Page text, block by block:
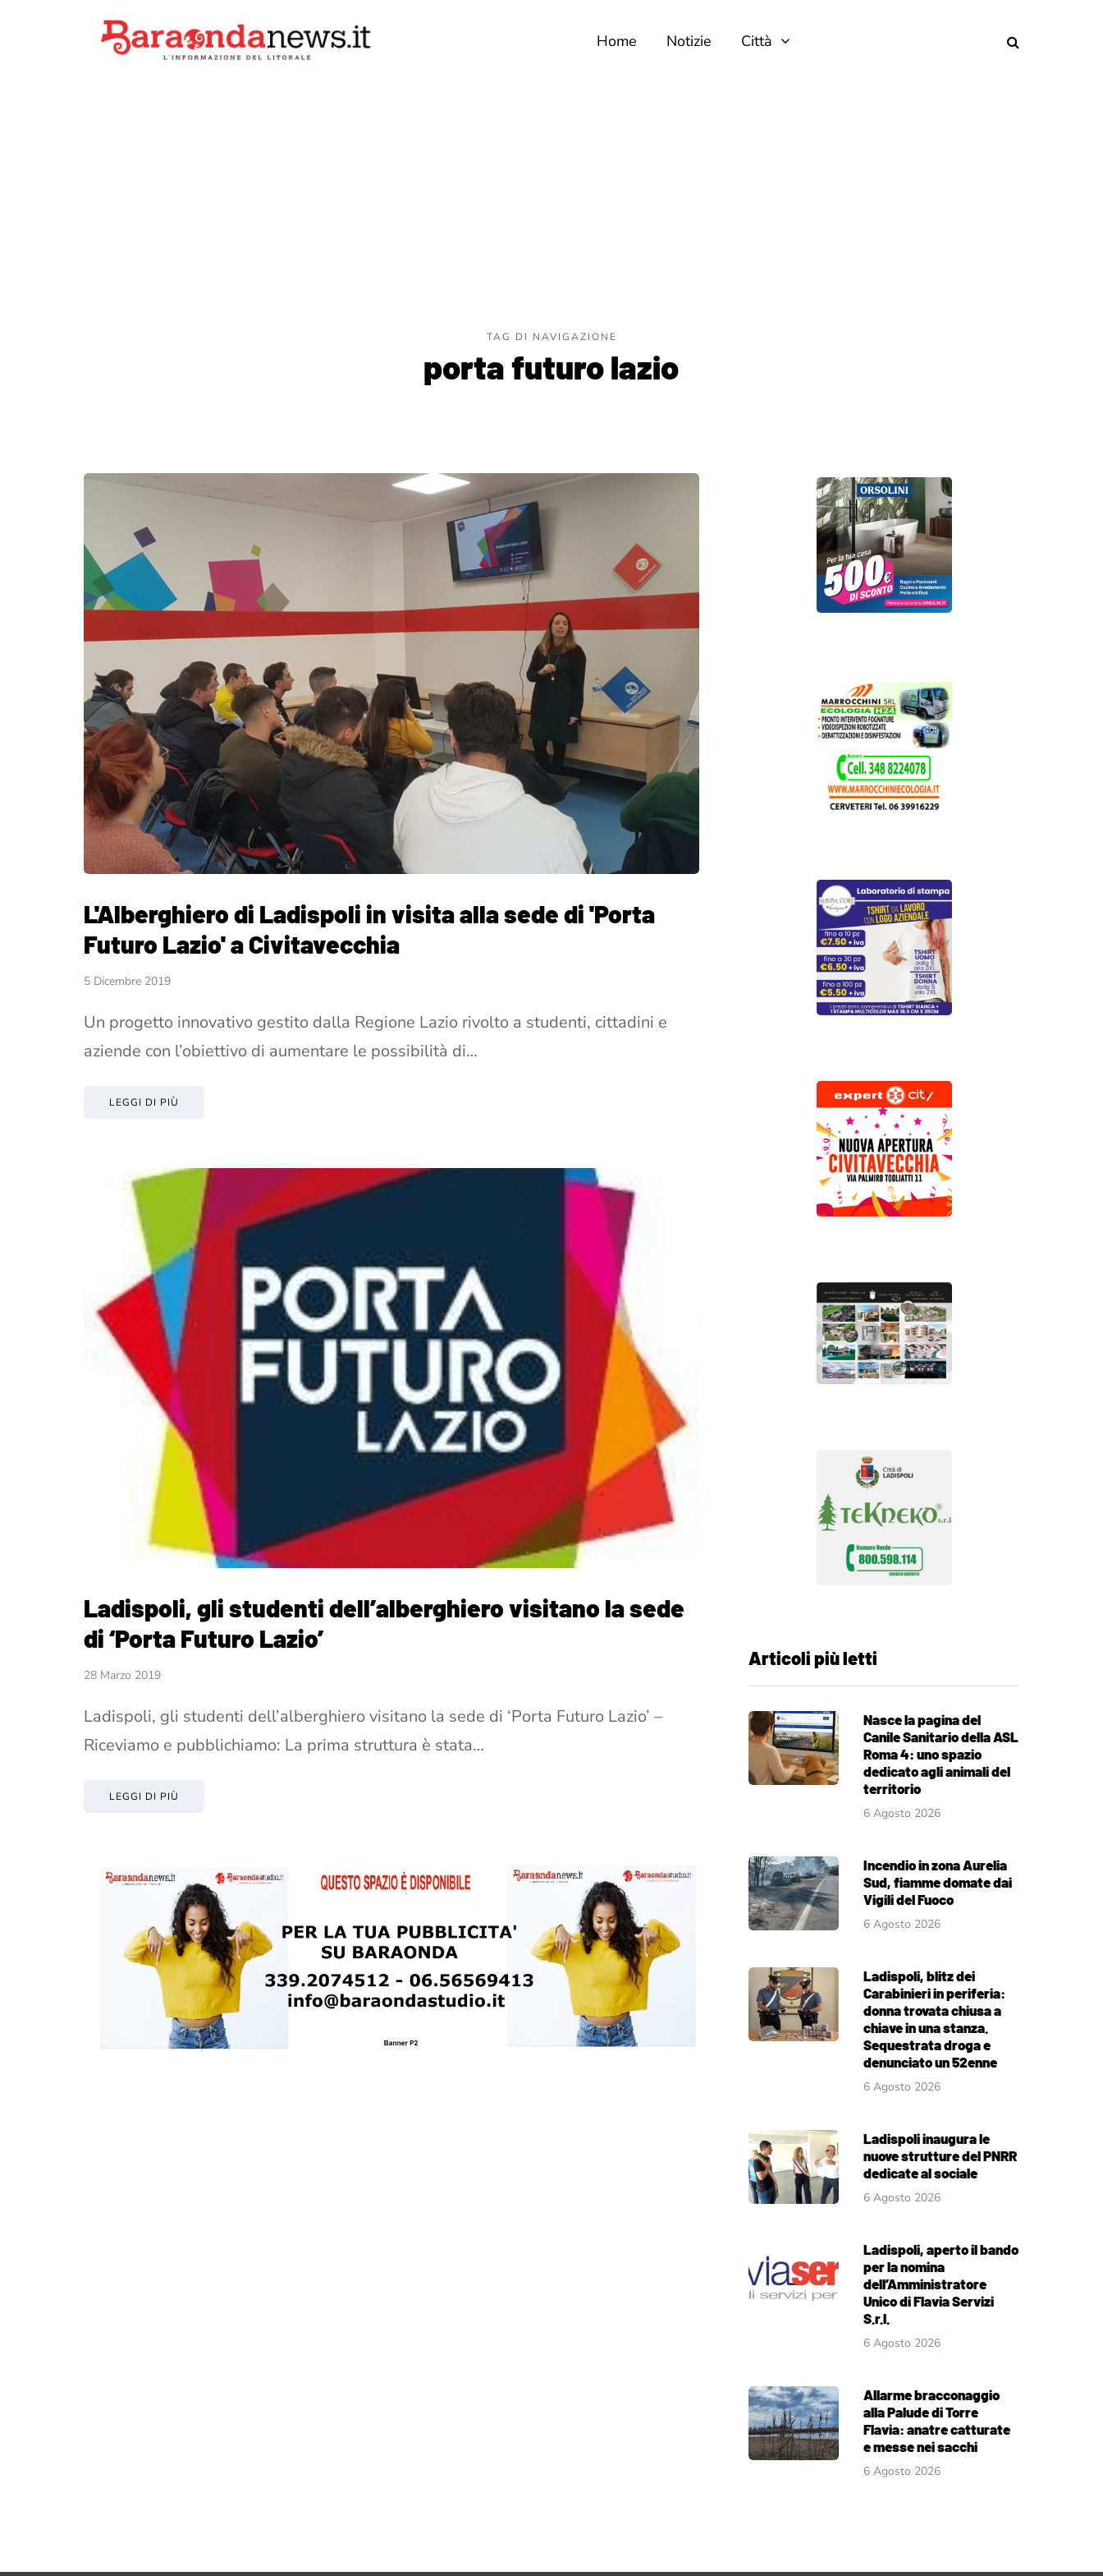
Home Notizie Città
TAG DI NAVIGAZIONE
porta futuro lazio
L'Alberghiero di Ladispoli in visita alla sede di 'Porta
Futuro Lazio' a Civitavecchia
5 Dicembre 2019
Un progetto innovativo gestito dalla Regione Lazio rivolto a studenti, cittadini e
aziende con l’obiettivo di aumentare le possibilità di…
LEGGI DI PIÙ
Ladispoli, gli studenti dell’alberghiero visitano la sede
di ‘Porta Futuro Lazio’
28 Marzo 2019
Ladispoli, gli studenti dell’alberghiero visitano la sede di ‘Porta Futuro Lazio’ –
Riceviamo e pubblichiamo: La prima struttura è stata…
LEGGI DI PIÙ
Articoli più letti
Nasce la pagina del
Canile Sanitario della ASL
Roma 4: uno spazio
dedicato agli animali del
territorio
6 Agosto 2026
Incendio in zona Aurelia
Sud, fiamme domate dai
Vigili del Fuoco
6 Agosto 2026
Ladispoli, blitz dei
Carabinieri in periferia:
donna trovata chiusa a
chiave in una stanza.
Sequestrata droga e
denunciato un 52enne
6 Agosto 2026
Ladispoli inaugura le
nuove strutture del PNRR
dedicate al sociale
6 Agosto 2026
Ladispoli, aperto il bando
per la nomina
dell’Amministratore
Unico di Flavia Servizi
S.r.l.
6 Agosto 2026
Allarme bracconaggio
alla Palude di Torre
Flavia: anatre catturate
e messe nei sacchi
6 Agosto 2026